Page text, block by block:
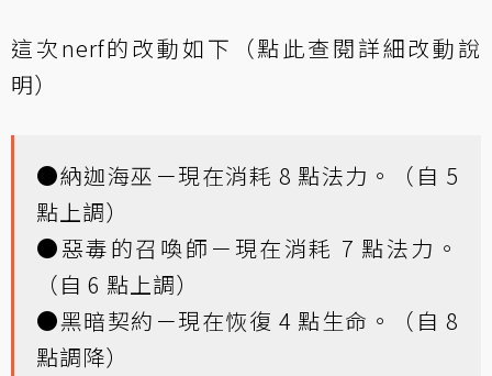
這次nerf的改動如下（點此查閱詳細改動說
明）
●納迦海巫－現在消耗 8 點法力。（自 5
點上調）
●惡毒的召喚師－現在消耗 7 點法力。
（自 6 點上調）
●黑暗契約－現在恢復 4 點生命。（自 8
點調降）